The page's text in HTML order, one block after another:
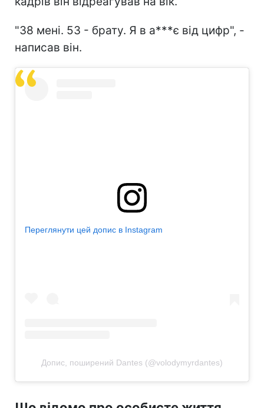
"38 мені. 53 - брату. Я в а***є від цифр", -
написав він.
Переглянути цей допис в Instagram
Допис, поширений Dantes (@volodymyrdantes)